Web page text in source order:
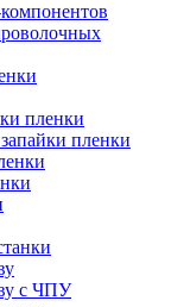
пленки
пленки
с ЧПУ